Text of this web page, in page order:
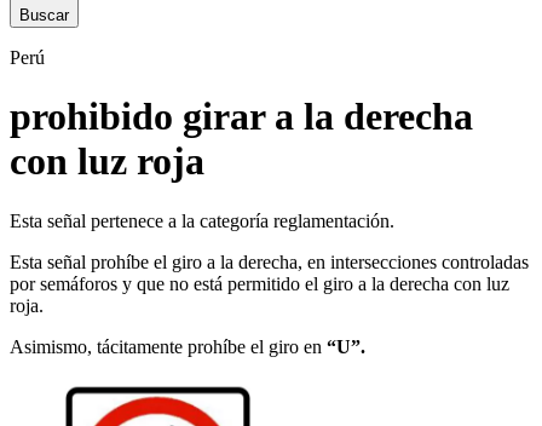
Buscar
Perú
prohibido girar a la derecha
con luz roja
Esta señal pertenece a la categoría reglamentación.
Esta señal prohíbe el giro a la derecha, en intersecciones controladas
por semáforos y que no está permitido el giro a la derecha con luz
roja.
Asimismo, tácitamente prohíbe el giro en “U”.